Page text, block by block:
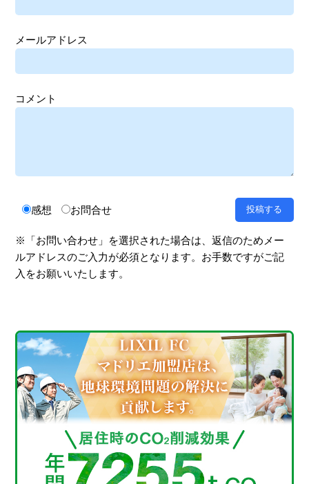
メールアドレス
コメント
感想 お問合せ
※「お問い合わせ」を選択された場合は、返信のためメー
ルアドレスのご入力が必須となります。お手数ですがご記
入をお願いいたします。